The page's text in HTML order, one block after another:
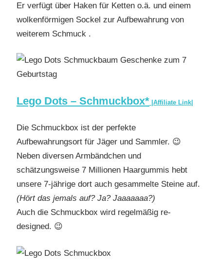
Er verfügt über Haken für Ketten o.ä. und einem
wolkenförmigen Sockel zur Aufbewahrung von
weiterem Schmuck .
Lego Dots – Schmuckbox* |Affiliate Link|
Die Schmuckbox ist der perfekte
Aufbewahrungsort für Jäger und Sammler. 😉
Neben diversen Armbändchen und
schätzungsweise 7 Millionen Haargummis hebt
unsere 7-jährige dort auch gesammelte Steine auf.
(Hört das jemals auf? Ja? Jaaaaaaa?)
Auch die Schmuckbox wird regelmäßig re-
designed. 😉